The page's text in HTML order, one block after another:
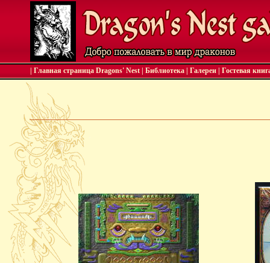
| Главная страница Dragons' Nest Библиотека Галереи Гостевая